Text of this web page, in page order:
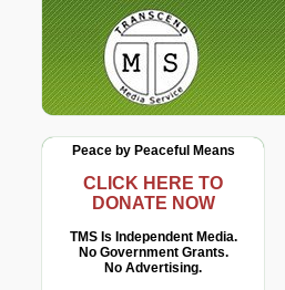
Peace by Peaceful Means
CLICK HERE TO
DONATE NOW
TMS Is Independent Media.
No Government Grants.
No Advertising.